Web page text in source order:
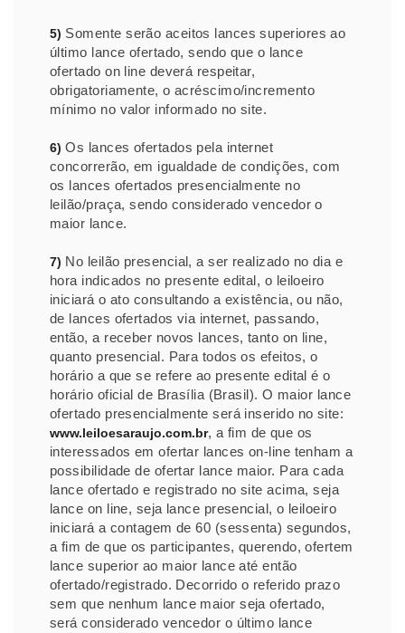
5) Somente serão aceitos lances superiores ao
último lance ofertado, sendo que o lance
ofertado on line deverá respeitar,
obrigatoriamente, o acréscimo/incremento
mínimo no valor informado no site.
6) Os lances ofertados pela internet
concorrerão, em igualdade de condições, com
os lances ofertados presencialmente no
leilão/praça, sendo considerado vencedor o
maior lance.
7) No leilão presencial, a ser realizado no dia e
hora indicados no presente edital, o leiloeiro
iniciará o ato consultando a existência, ou não,
de lances ofertados via internet, passando,
então, a receber novos lances, tanto on line,
quanto presencial. Para todos os efeitos, o
horário a que se refere ao presente edital é o
horário oficial de Brasília (Brasil). O maior lance
ofertado presencialmente será inserido no site:
www.leiloesaraujo.com.br, a fim de que os
interessados em ofertar lances on-line tenham a
possibilidade de ofertar lance maior. Para cada
lance ofertado e registrado no site acima, seja
lance on line, seja lance presencial, o leiloeiro
iniciará a contagem de 60 (sessenta) segundos,
a fim de que os participantes, querendo, ofertem
lance superior ao maior lance até então
ofertado/registrado. Decorrido o referido prazo
sem que nenhum lance maior seja ofertado,
será considerado vencedor o último lance